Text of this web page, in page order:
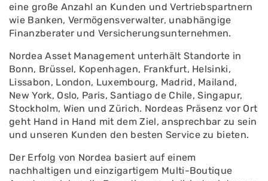
eine große Anzahl an Kunden und Vertriebspartnern
wie Banken, Vermögensverwalter, unabhängige
Finanzberater und Versicherungsunternehmen.
Nordea Asset Management unterhält Standorte in
Bonn, Brüssel, Kopenhagen, Frankfurt, Helsinki,
Lissabon, London, Luxembourg, Madrid, Mailand,
New York, Oslo, Paris, Santiago de Chile, Singapur,
Stockholm, Wien und Zürich. Nordeas Präsenz vor Ort
geht Hand in Hand mit dem Ziel, ansprechbar zu sein
und unseren Kunden den besten Service zu bieten.
Der Erfolg von Nordea basiert auf einem
nachhaltigen und einzigartigem Multi-Boutique